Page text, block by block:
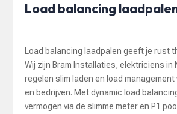
Load balancing
Load balancing laadpalen geeft je rust
Wij zijn Bram Installaties, elektriciens in
regelen slim laden en load
en bedrijven. Met dynamic load
vermogen via de slimme meter en P1